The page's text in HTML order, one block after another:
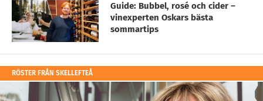
Guide: Bubbel, rosé och cider –
vinexperten Oskars bästa
sommartips
RÖSTER FRÅN SKELLEFTEÅ